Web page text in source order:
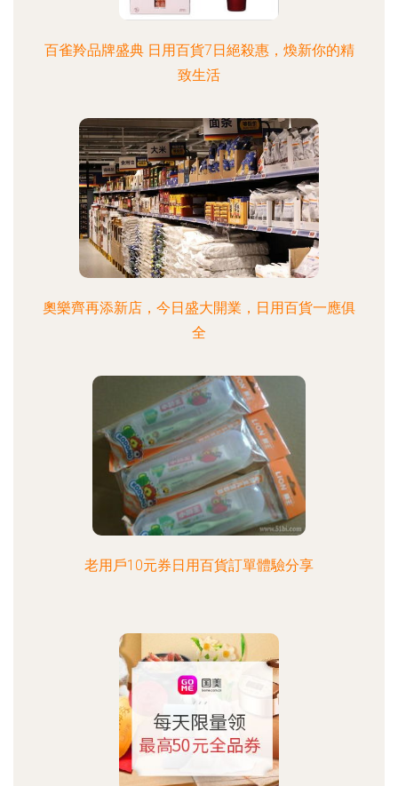
百雀羚品牌盛典 日用百貨7日絕殺惠，煥新你的精
致生活
奧樂齊再添新店，今日盛大開業，日用百貨一應俱
全
老用戶10元券日用百貨訂單體驗分享